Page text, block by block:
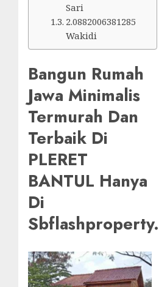
Sari
2.0882006381285
Wakidi
Bangun Rumah
Jawa Minimalis
Termurah Dan
Terbaik Di
PLERET
BANTUL Hanya
Di